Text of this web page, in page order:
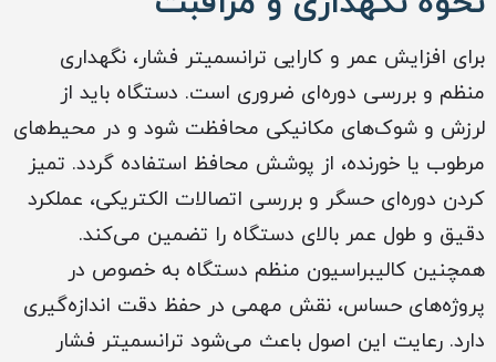
برای افزایش عمر و کارایی ترانسمیتر فشار، نگهداری
منظم و بررسی دوره‌ای ضروری است. دستگاه باید از
لرزش و شوک‌های مکانیکی محافظت شود و در محیط‌های
مرطوب یا خورنده، از پوشش محافظ استفاده گردد. تمیز
کردن دوره‌ای حسگر و بررسی اتصالات الکتریکی، عملکرد
دقیق و طول عمر بالای دستگاه را تضمین می‌کند.
همچنین کالیبراسیون منظم دستگاه به خصوص در
پروژه‌های حساس، نقش مهمی در حفظ دقت اندازه‌گیری
دارد. رعایت این اصول باعث می‌شود ترانسمیتر فشار